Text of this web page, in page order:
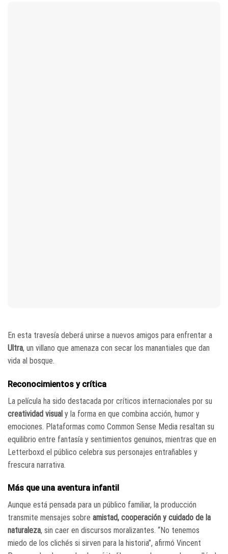
En esta travesía deberá unirse a nuevos amigos para enfrentar a
Ultra, un villano que amenaza con secar los manantiales que dan
vida al bosque.
Reconocimientos y crítica
La película ha sido destacada por críticos internacionales por su
creatividad visual y la forma en que combina acción, humor y
emociones. Plataformas como Common Sense Media resaltan su
equilibrio entre fantasía y sentimientos genuinos, mientras que en
Letterboxd el público celebra sus personajes entrañables y
frescura narrativa.
Más que una aventura infantil
Aunque está pensada para un público familiar, la producción
transmite mensajes sobre amistad, cooperación y cuidado de la
naturaleza, sin caer en discursos moralizantes. “No tenemos
miedo de los clichés si sirven para la historia”, afirmó Vincent